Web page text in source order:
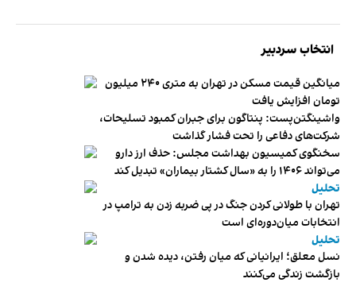
انتخاب سردبیر
میانگین قیمت مسکن در تهران به متری ۲۴۰ میلیون
تومان افزایش یافت
واشینگتن‌پست: پنتاگون برای جبران کمبود تسلیحات،
شرکت‌های دفاعی را تحت فشار گذاشت
سخنگوی کمیسیون بهداشت مجلس: حذف ارز دارو
می‌تواند ۱۴۰۶ را به «سال کشتار بیماران» تبدیل کند
تحلیل
تهران با طولانی کردن جنگ در پی ضربه زدن به ترامپ در
انتخابات میان‌دوره‌ای است
تحلیل
نسل معلق؛ ایرانیانی که میان رفتن، دیده شدن و
بازگشت زندگی می‌کنند